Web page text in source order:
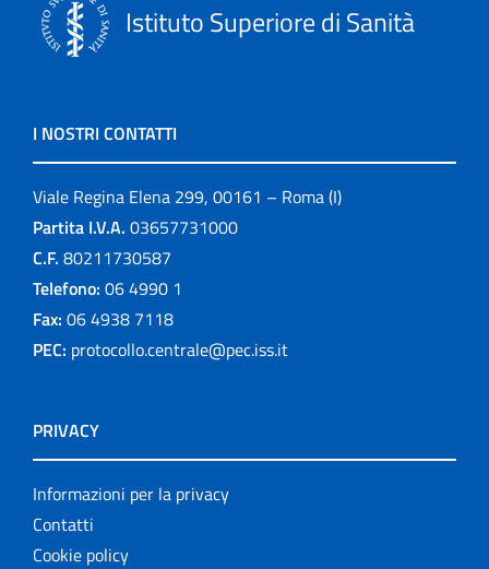
Istituto Superiore di Sanità
I NOSTRI CONTATTI
Viale Regina Elena 299, 00161 – Roma (I)
Partita I.V.A. 03657731000
C.F. 80211730587
Telefono: 06 4990 1
Fax: 06 4938 7118
PEC: protocollo.centrale@pec.iss.it
PRIVACY
Informazioni per la privacy
Contatti
Cookie policy